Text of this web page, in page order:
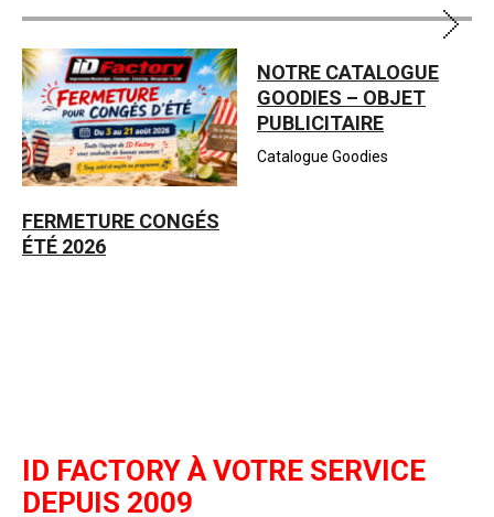
FERMETURE CONGÉS
ÉTÉ 2026
NOTRE CATALOGUE
GOODIES – OBJET
PUBLICITAIRE
Catalogue Goodies
ID FACTORY À VOTRE SERVICE
DEPUIS 2009